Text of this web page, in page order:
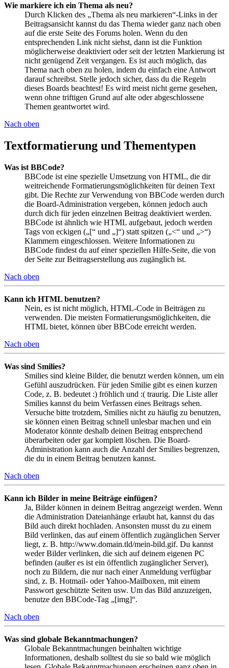
Wie markiere ich ein Thema als neu?
Durch Klicken des „Thema als neu markieren“-Links in der
Beitragsansicht kannst du das Thema wieder ganz nach oben
auf die erste Seite des Forums holen. Wenn du den
entsprechenden Link nicht siehst, dann ist die Funktion
möglicherweise deaktiviert oder seit der letzten Markierung ist
nicht genügend Zeit vergangen. Es ist auch möglich, das
Thema nach oben zu holen, indem du einfach eine Antwort
darauf schreibst. Stelle jedoch sicher, dass du die Regeln
dieses Boards beachtest! Es wird meist nicht gerne gesehen,
wenn ohne triftigen Grund auf alte oder abgeschlossene
Themen geantwortet wird.
Nach oben
Textformatierung und Thementypen
Was ist BBCode?
BBCode ist eine spezielle Umsetzung von HTML, die dir
weitreichende Formatierungsmöglichkeiten für deinen Text
gibt. Die Rechte zur Verwendung von BBCode werden durch
die Board-Administration vergeben, können jedoch auch
durch dich für jeden einzelnen Beitrag deaktiviert werden.
BBCode ist ähnlich wie HTML aufgebaut, jedoch werden
Tags von eckigen („[“ und „]“) statt spitzen („<“ und „>“)
Klammern eingeschlossen. Weitere Informationen zu
BBCode findest du auf einer speziellen Hilfe-Seite, die von
der Seite zur Beitragserstellung aus zugänglich ist.
Nach oben
Kann ich HTML benutzen?
Nein, es ist nicht möglich, HTML-Code in Beiträgen zu
verwenden. Die meisten Formatierungsmöglichkeiten, die
HTML bietet, können über BBCode erreicht werden.
Nach oben
Was sind Smilies?
Smilies sind kleine Bilder, die benutzt werden können, um ein
Gefühl auszudrücken. Für jeden Smilie gibt es einen kurzen
Code, z. B. bedeutet :) fröhlich und :( traurig. Die Liste aller
Smilies kannst du beim Verfassen eines Beitrags sehen.
Versuche bitte trotzdem, Smilies nicht zu häufig zu benutzen,
sie können einen Beitrag schnell unlesbar machen und ein
Moderator könnte deshalb deinen Beitrag entsprechend
überarbeiten oder gar komplett löschen. Die Board-
Administration kann auch die Anzahl der Smilies begrenzen,
die du in einem Beitrag benutzen kannst.
Nach oben
Kann ich Bilder in meine Beiträge einfügen?
Ja, Bilder können in deinem Beitrag angezeigt werden. Wenn
die Administration Dateianhänge erlaubt hat, kannst du das
Bild auch direkt hochladen. Ansonsten musst du zu einem
Bild verlinken, das auf einem öffentlich zugänglichen Server
liegt, z. B. http://www.domain.tld/mein-bild.gif. Du kannst
weder Bilder verlinken, die sich auf deinem eigenen PC
befinden (außer es ist ein öffentlich zugänglicher Server),
noch zu Bildern, die nur nach einer Anmeldung verfügbar
sind, z. B. Hotmail- oder Yahoo-Mailboxen, mit einem
Passwort geschützte Seiten usw. Um das Bild anzuzeigen,
benutze den BBCode-Tag „[img]“.
Nach oben
Was sind globale Bekanntmachungen?
Globale Bekanntmachungen beinhalten wichtige
Informationen, deshalb solltest du sie so bald wie möglich